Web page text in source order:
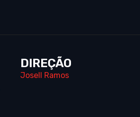
DIREÇÃO
Josell Ramos